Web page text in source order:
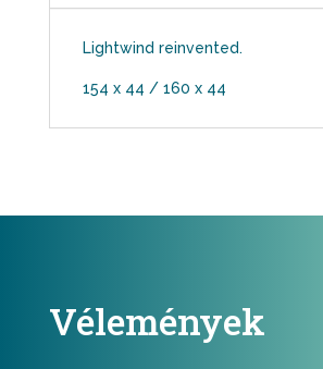
Lightwind reinvented.
154 x 44 / 160 x 44
Vélemények